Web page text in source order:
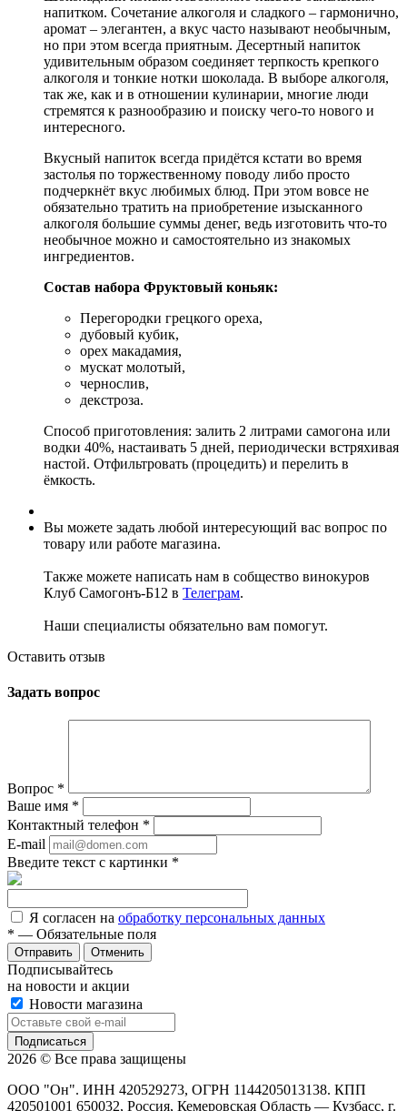
напитком. Сочетание алкоголя и сладкого – гармонично,
аромат – элегантен, а вкус часто называют необычным,
но при этом всегда приятным. Десертный напиток
удивительным образом соединяет терпкость крепкого
алкоголя и тонкие нотки шоколада. В выборе алкоголя,
так же, как и в отношении кулинарии, многие люди
стремятся к разнообразию и поиску чего-то нового и
интересного.
Вкусный напиток всегда придётся кстати во время
застолья по торжественному поводу либо просто
подчеркнёт вкус любимых блюд. При этом вовсе не
обязательно тратить на приобретение изысканного
алкоголя большие суммы денег, ведь изготовить что-то
необычное можно и самостоятельно из знакомых
ингредиентов.
Состав набора Фруктовый коньяк:
Перегородки грецкого ореха,
дубовый кубик,
орех макадамия,
мускат молотый,
чернослив,
декстроза.
Способ приготовления: залить 2 литрами самогона или
водки 40%, настаивать 5 дней, периодически встряхивая
настой. Отфильтровать (процедить) и перелить в
ёмкость.
Вы можете задать любой интересующий вас вопрос по
товару или работе магазина.
Также можете написать нам в собщество винокуров
Клуб Самогонъ-Б12 в Телеграм.
Наши специалисты обязательно вам помогут.
Оставить отзыв
Задать вопрос
Вопрос *
Ваше имя *
Контактный телефон *
E-mail
Введите текст с картинки *
Я согласен на обработку персональных данных
* — Обязательные поля
Отменить
Подписывайтесь
на новости и акции
Новости магазина
2026 © Все права защищены
ООО "Он". ИНН 420529273, ОГРН 1144205013138. КПП
420501001 650032, Россия, Кемеровская Область — Кузбасс, г.